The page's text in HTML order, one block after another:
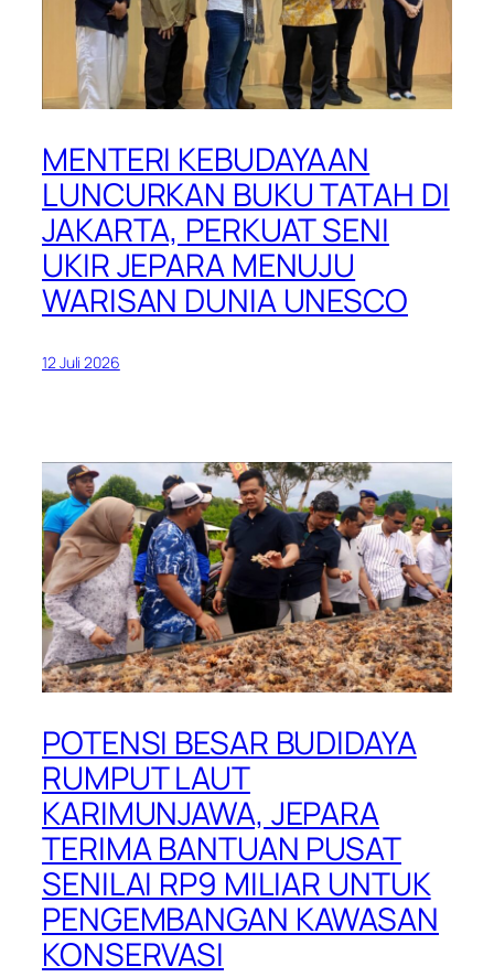
MENTERI KEBUDAYAAN
LUNCURKAN BUKU TATAH DI
JAKARTA, PERKUAT SENI
UKIR JEPARA MENUJU
WARISAN DUNIA UNESCO
12 Juli 2026
POTENSI BESAR BUDIDAYA
RUMPUT LAUT
KARIMUNJAWA, JEPARA
TERIMA BANTUAN PUSAT
SENILAI RP9 MILIAR UNTUK
PENGEMBANGAN KAWASAN
KONSERVASI